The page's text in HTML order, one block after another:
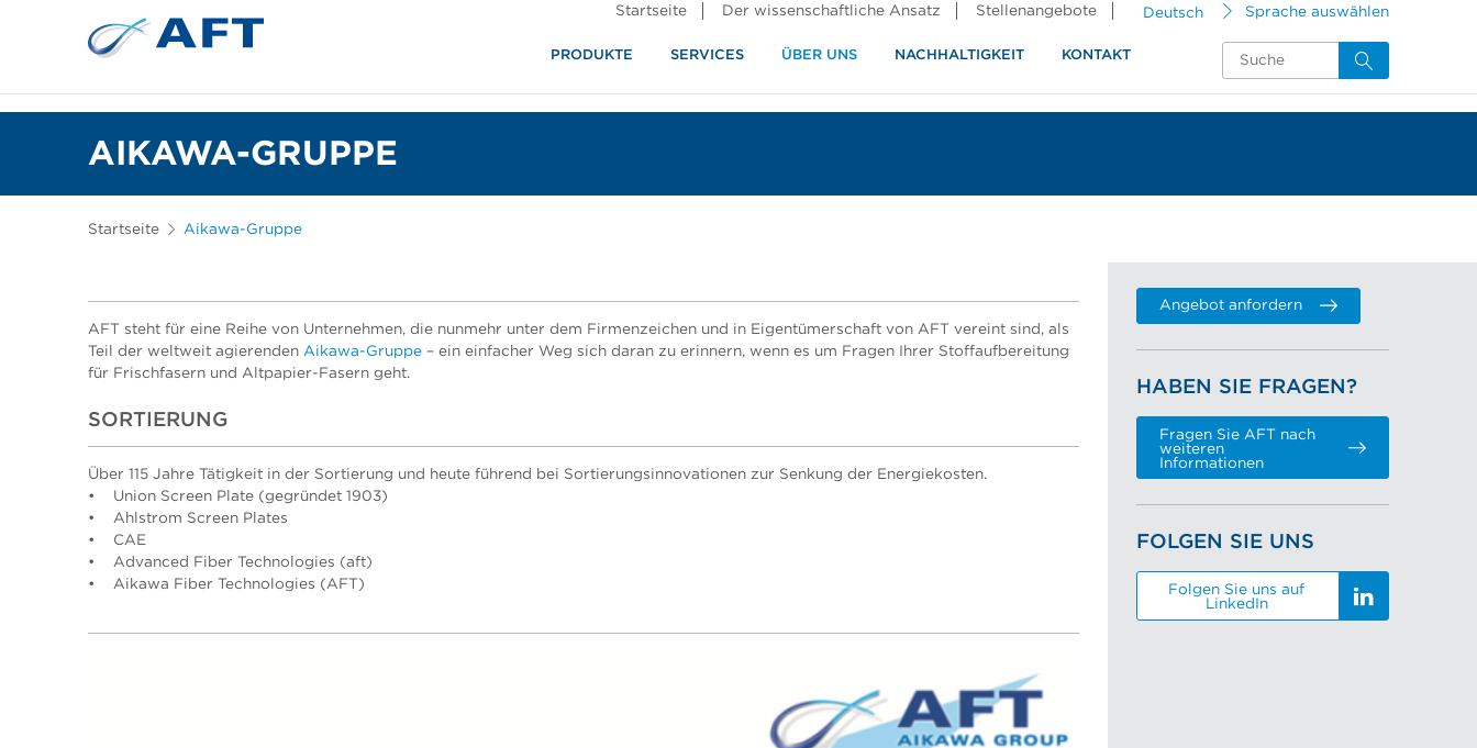
Deutsch Sprache auswählen
Startseite Der wissenschaftliche Ansatz Stellenangebote
PRODUKTE SERVICES ÜBER UNS NACHHALTIGKEIT KONTAKT
AIKAWA-GRUPPE
Startseite Aikawa-Gruppe
AFT steht für eine Reihe von Unternehmen, die nunmehr unter dem Firmenzeichen und in Eigentümerschaft von AFT vereint sind, als
Teil der weltweit agierenden Aikawa-Gruppe – ein einfacher Weg sich daran zu erinnern, wenn es um Fragen Ihrer Stoffaufbereitung
für Frischfasern und Altpapier-Fasern geht.
SORTIERUNG
Über 115 Jahre Tätigkeit in der Sortierung und heute führend bei Sortierungsinnovationen zur Senkung der Energiekosten.
• Union Screen Plate (gegründet 1903)
• Ahlstrom Screen Plates
• CAE
• Advanced Fiber Technologies (aft)
• Aikawa Fiber Technologies (AFT)
Angebot anfordern
HABEN SIE FRAGEN?
Fragen Sie AFT nach
weiteren
Informationen
FOLGEN SIE UNS
Folgen Sie uns auf
LinkedIn